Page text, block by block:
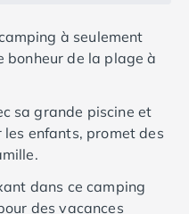
à seulement
bonheur de la plage à
sa grande piscine et
les enfants, promet des
dans ce camping
des vacances